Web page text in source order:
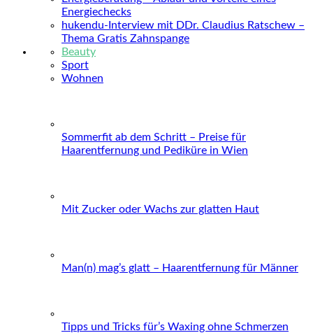
Energiechecks
hukendu-Interview mit DDr. Claudius Ratschew –
Thema Gratis Zahnspange
Beauty
Sport
Wohnen
Sommerfit ab dem Schritt – Preise für
Haarentfernung und Pediküre in Wien
Mit Zucker oder Wachs zur glatten Haut
Man(n) mag’s glatt – Haarentfernung für Männer
Tipps und Tricks für’s Waxing ohne Schmerzen